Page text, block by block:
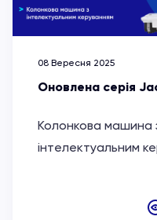
08 Вересня 2025
Оновлена серія
Колонкова машина
інтелектуальним